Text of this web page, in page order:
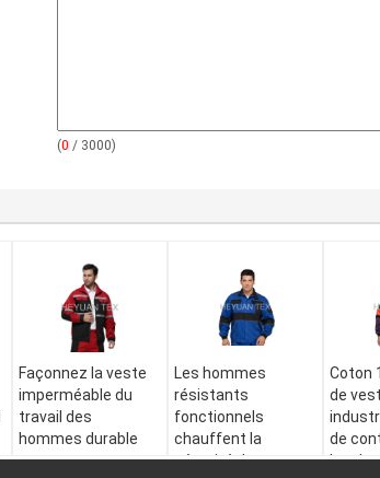
(0 / 3000)
Façonnez la veste
imperméable du
travail des
hommes durable
pour
Les hommes
résistants
fonctionnels
chauffent la
sécurité de
Coton
de
de
les